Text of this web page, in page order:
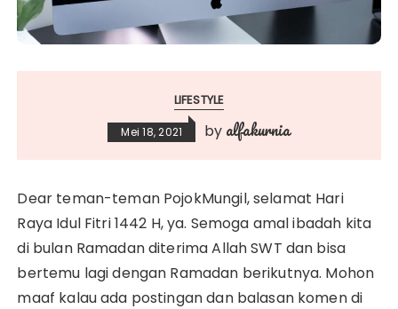
LIFESTYLE
Mei 18, 2021 by alfakurnia
Dear teman-teman PojokMungil, selamat Hari
Raya Idul Fitri 1442 H, ya. Semoga amal ibadah kita
di bulan Ramadan diterima Allah SWT dan bisa
bertemu lagi dengan Ramadan berikutnya. Mohon
maaf kalau ada postingan dan balasan komen di